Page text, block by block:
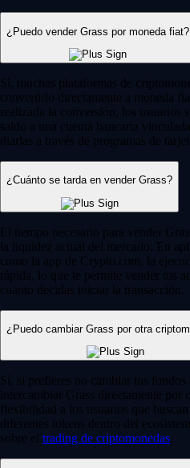
¿Puedo vender Grass por moneda fiat?
Sí, muchas plataformas de
convertirlo directamente a moneda
realizada la conversión, los usuarios
saldo a una cuenta bancaria
diarias a través de programas de
¿Cuánto se tarda en vender Grass?
El tiempo necesario para vender
la liquidez actual del mercado. En
como la app de Crypto.com, la
rápida, lo que te permite vender tus
cuanto decidas iniciar la transacción.
¿Puedo cambiar Grass por otra
Sí, si prefieres no cambiar tus
intercambiar Grass directamente
flexibilidad a los usuarios que
diferentes tokens dentro del
sobre el trading de criptomonedas